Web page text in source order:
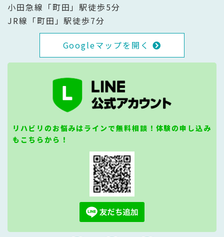
小田急線「町田」駅徒歩5分
JR線「町田」駅徒歩7分
Googleマップを開く
リハビリのお悩みはラインで無料相談！体験の申し込み
もこちらから！